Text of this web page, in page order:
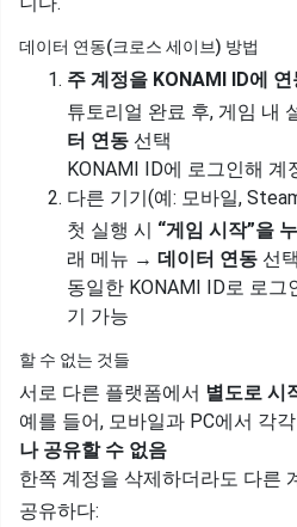
데이터 연동(크로스 세이브) 방법
주 계정을 KONAMI ID에 연
튜토리얼 완료 후, 게임 내
터 연동 선택
KONAMI ID에 로그인해 계
다른 기기(예: 모바일,
첫 실행 시 “게임 시작”을
래 메뉴 → 데이터 연동 선택
동일한 KONAMI ID로 로
기 가능
할 수 없는 것들
서로 다른 플랫폼에서 별도로 시
예를 들어, 모바일과 PC에서 각
나 공유할 수 없음
한쪽 계정을 삭제하더라도 다른
공유하다: